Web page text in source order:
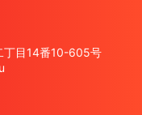
目14番10-605号